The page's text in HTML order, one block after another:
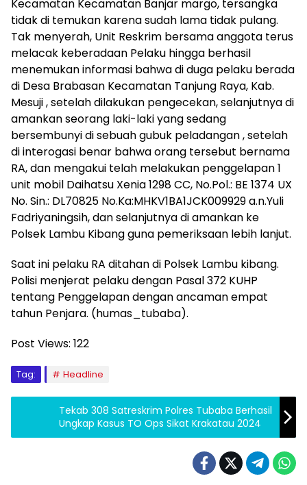
Kecamatan Kecamatan Banjar margo, tersangka
tidak di temukan karena sudah lama tidak pulang.
Tak menyerah, Unit Reskrim bersama anggota terus
melacak keberadaan Pelaku hingga berhasil
menemukan informasi bahwa di duga pelaku berada
di Desa Brabasan Kecamatan Tanjung Raya, Kab.
Mesuji , setelah dilakukan pengecekan, selanjutnya di
amankan seorang laki-laki yang sedang
bersembunyi di sebuah gubuk peladangan , setelah
di interogasi benar bahwa orang tersebut bernama
RA, dan mengakui telah melakukan penggelapan 1
unit mobil Daihatsu Xenia 1298 CC, No.Pol.: BE 1374 UX
No. Sin.: DL70825 No.Ka:MHKV1BA1JCK009929 a.n.Yuli
Fadriyaningsih, dan selanjutnya di amankan ke
Polsek Lambu Kibang guna pemeriksaan lebih lanjut.
Saat ini pelaku RA ditahan di Polsek Lambu kibang.
Polisi menjerat pelaku dengan Pasal 372 KUHP
tentang Penggelapan dengan ancaman empat
tahun Penjara. (humas_tubaba).
Post Views: 122
Tag: Headline
Tekab 308 Satreskrim Polres Tubaba Berhasil
Ungkap Kasus TO Ops Sikat Krakatau 2024